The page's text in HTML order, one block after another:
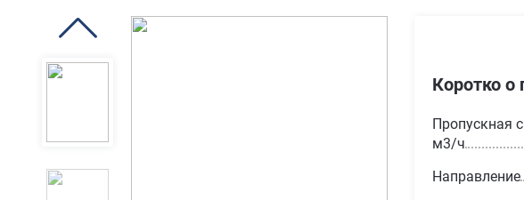
Коротко о
Пропускная
м3/ч
Направление